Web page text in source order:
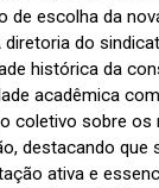
de escolha da
diretoria do
histórica da
acadêmica
coletivo sobre os
destacando que
ativa e